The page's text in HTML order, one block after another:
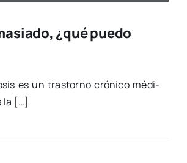
¿qué puedo
es un tras­torno cró­ni­co médi­
la […]